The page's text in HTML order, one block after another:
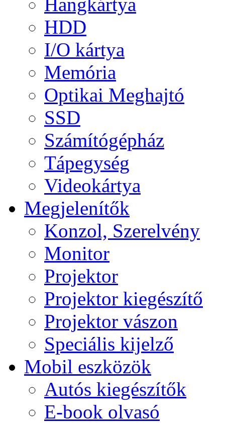
HDD
I/O kártya
Memória
Optikai Meghajtó
SSD
Számítógépház
Tápegység
Videokártya
Megjelenítők
Konzol, Szerelvény
Monitor
Projektor
Projektor kiegészítő
Projektor vászon
Speciális kijelző
Mobil eszközök
Autós kiegészítők
E-book olvasó